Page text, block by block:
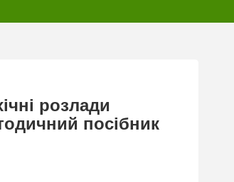
розлади
посібник